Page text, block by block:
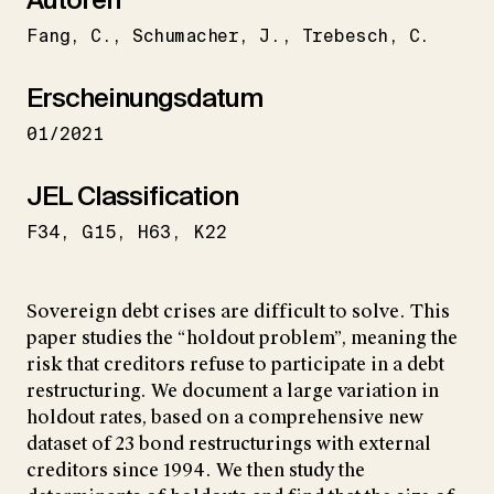
Fang C. Schumacher J. Trebesch C.
Erscheinungsdatum
01/2021
JEL Classification
F34 G15 H63 K22
Sovereign debt crises are difficult to solve. This
paper studies the “holdout problem”, meaning the
risk that creditors refuse to participate in a debt
restructuring. We document a large variation in
holdout rates, based on a comprehensive new
dataset of 23 bond restructurings with external
creditors since 1994. We then study the